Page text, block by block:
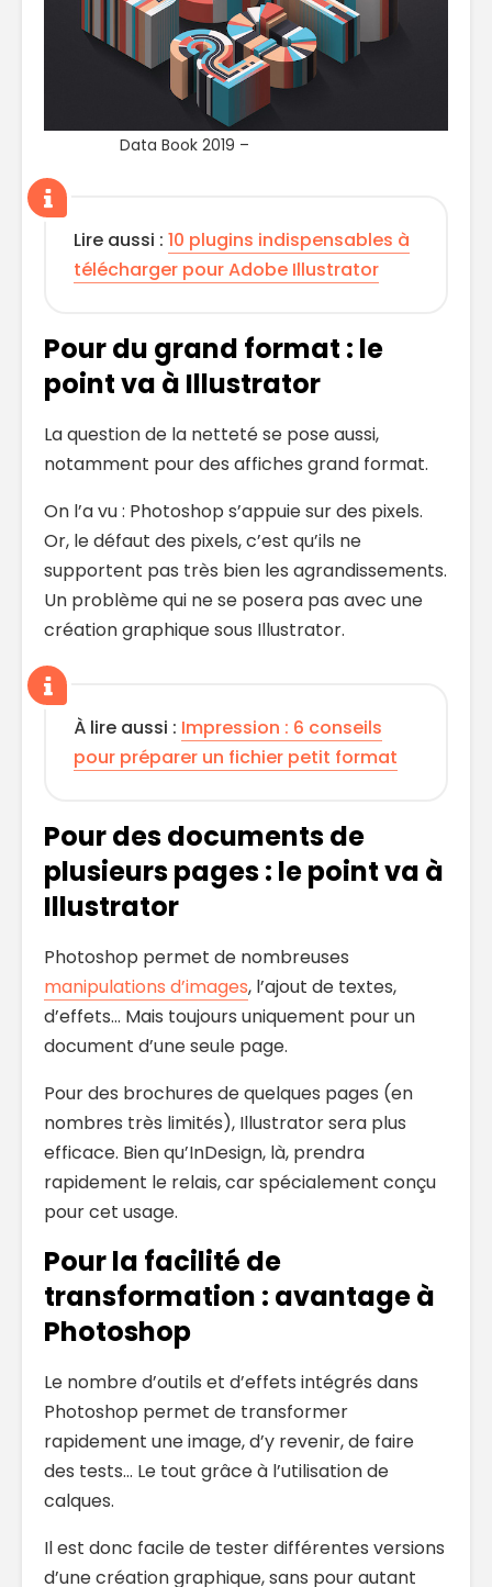
Data Book 2019 –
Lire aussi : 10 plugins indispensables à
télécharger pour Adobe Illustrator
Pour du grand format : le
point va à Illustrator
La question de la netteté se pose aussi,
notamment pour des affiches grand format.
On l’a vu : Photoshop s’appuie sur des pixels.
Or, le défaut des pixels, c’est qu’ils ne
supportent pas très bien les agrandissements.
Un problème qui ne se posera pas avec une
création graphique sous Illustrator.
À lire aussi : Impression : 6 conseils
pour préparer un fichier petit format
Pour des documents de
plusieurs pages : le point va à
Illustrator
Photoshop permet de nombreuses
manipulations d’images, l’ajout de textes,
d’effets… Mais toujours uniquement pour un
document d’une seule page.
Pour des brochures de quelques pages (en
nombres très limités), Illustrator sera plus
efficace. Bien qu’InDesign, là, prendra
rapidement le relais, car spécialement conçu
pour cet usage.
Pour la facilité de
transformation : avantage à
Photoshop
Le nombre d’outils et d’effets intégrés dans
Photoshop permet de transformer
rapidement une image, d’y revenir, de faire
des tests… Le tout grâce à l’utilisation de
calques.
Il est donc facile de tester différentes versions
d’une création graphique, sans pour autant